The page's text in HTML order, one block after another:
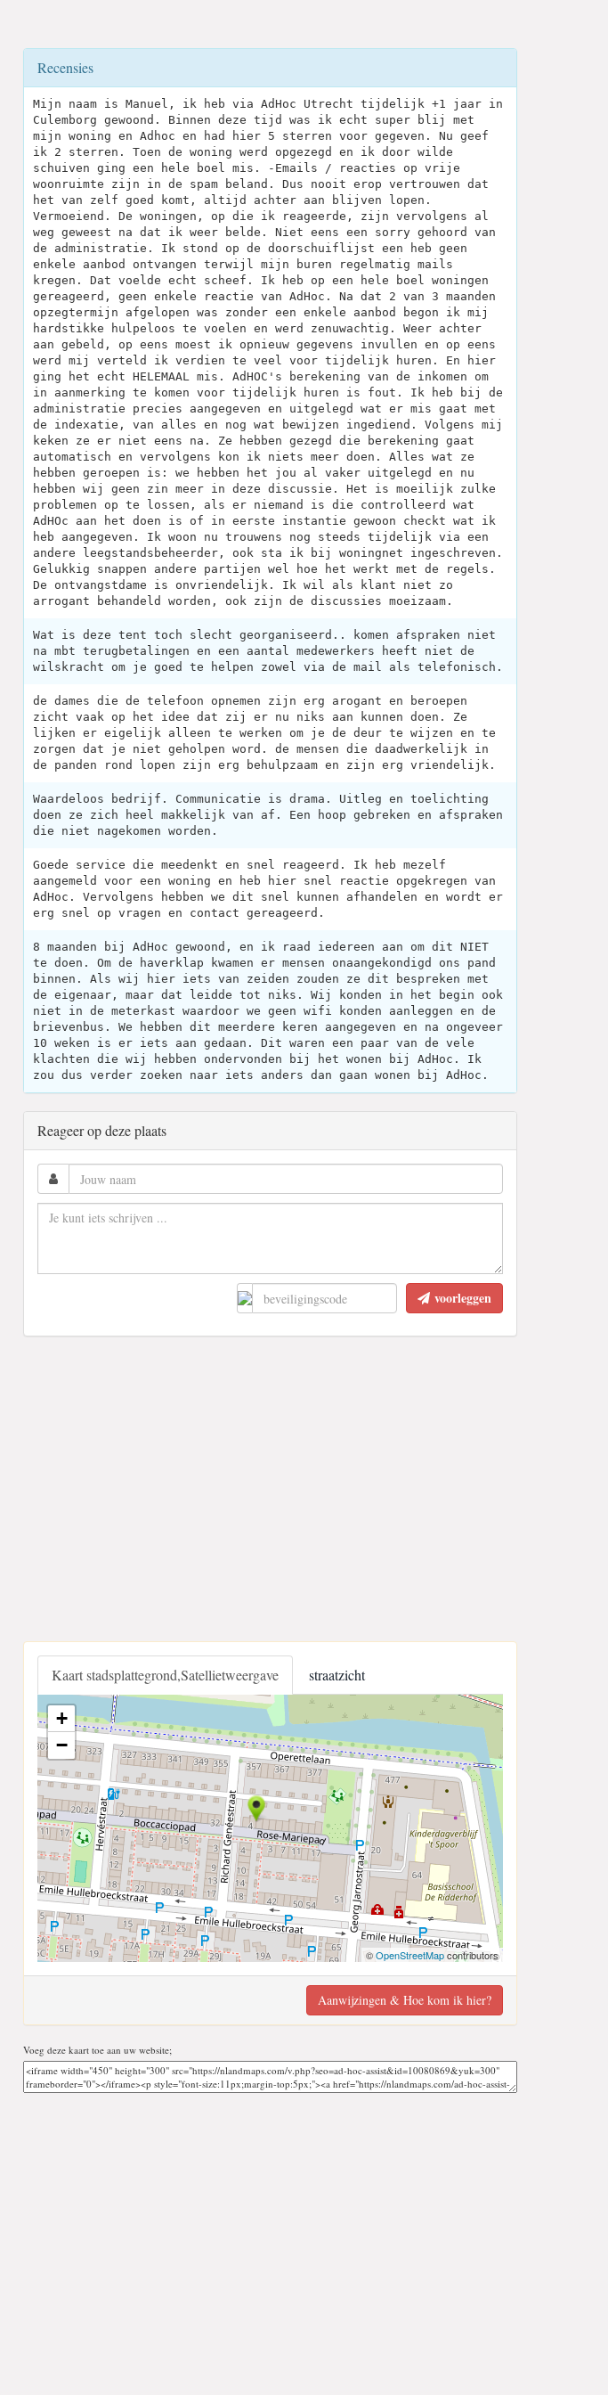
Recensies
Mijn naam is Manuel, ik heb via AdHoc Utrecht tijdelijk +1 jaar in
Culemborg gewoond. Binnen deze tijd was ik echt super blij met
mijn woning en Adhoc en had hier 5 sterren voor gegeven. Nu geef
ik 2 sterren. Toen de woning werd opgezegd en ik door wilde
schuiven ging een hele boel mis. -Emails / reacties op vrije
woonruimte zijn in de spam beland. Dus nooit erop vertrouwen dat
het van zelf goed komt, altijd achter aan blijven lopen.
Vermoeiend. De woningen, op die ik reageerde, zijn vervolgens al
weg geweest na dat ik weer belde. Niet eens een sorry gehoord van
de administratie. Ik stond op de doorschuiflijst een heb geen
enkele aanbod ontvangen terwijl mijn buren regelmatig mails
kregen. Dat voelde echt scheef. Ik heb op een hele boel woningen
gereageerd, geen enkele reactie van AdHoc. Na dat 2 van 3 maanden
opzegtermijn afgelopen was zonder een enkele aanbod begon ik mij
hardstikke hulpeloos te voelen en werd zenuwachtig. Weer achter
aan gebeld, op eens moest ik opnieuw gegevens invullen en op eens
werd mij verteld ik verdien te veel voor tijdelijk huren. En hier
ging het echt HELEMAAL mis. AdHOC's berekening van de inkomen om
in aanmerking te komen voor tijdelijk huren is fout. Ik heb bij de
administratie precies aangegeven en uitgelegd wat er mis gaat met
de indexatie, van alles en nog wat bewijzen ingediend. Volgens mij
keken ze er niet eens na. Ze hebben gezegd die berekening gaat
automatisch en vervolgens kon ik niets meer doen. Alles wat ze
hebben geroepen is: we hebben het jou al vaker uitgelegd en nu
hebben wij geen zin meer in deze discussie. Het is moeilijk zulke
problemen op te lossen, als er niemand is die controlleerd wat
AdHOc aan het doen is of in eerste instantie gewoon checkt wat ik
heb aangegeven. Ik woon nu trouwens nog steeds tijdelijk via een
andere leegstandsbeheerder, ook sta ik bij woningnet ingeschreven.
Gelukkig snappen andere partijen wel hoe het werkt met de regels.
De ontvangstdame is onvriendelijk. Ik wil als klant niet zo
arrogant behandeld worden, ook zijn de discussies moeizaam.
Wat is deze tent toch slecht georganiseerd.. komen afspraken niet
na mbt terugbetalingen en een aantal medewerkers heeft niet de
wilskracht om je goed te helpen zowel via de mail als telefonisch.
de dames die de telefoon opnemen zijn erg arogant en beroepen
zicht vaak op het idee dat zij er nu niks aan kunnen doen. Ze
lijken er eigelijk alleen te werken om je de deur te wijzen en te
zorgen dat je niet geholpen word. de mensen die daadwerkelijk in
de panden rond lopen zijn erg behulpzaam en zijn erg vriendelijk.
Waardeloos bedrijf. Communicatie is drama. Uitleg en toelichting
doen ze zich heel makkelijk van af. Een hoop gebreken en afspraken
die niet nagekomen worden.
Goede service die meedenkt en snel reageerd. Ik heb mezelf
aangemeld voor een woning en heb hier snel reactie opgekregen van
AdHoc. Vervolgens hebben we dit snel kunnen afhandelen en wordt er
erg snel op vragen en contact gereageerd.
8 maanden bij AdHoc gewoond, en ik raad iedereen aan om dit NIET
te doen. Om de haverklap kwamen er mensen onaangekondigd ons pand
binnen. Als wij hier iets van zeiden zouden ze dit bespreken met
de eigenaar, maar dat leidde tot niks. Wij konden in het begin ook
niet in de meterkast waardoor we geen wifi konden aanleggen en de
brievenbus. We hebben dit meerdere keren aangegeven en na ongeveer
10 weken is er iets aan gedaan. Dit waren een paar van de vele
klachten die wij hebben ondervonden bij het wonen bij AdHoc. Ik
zou dus verder zoeken naar iets anders dan gaan wonen bij AdHoc.
Reageer op deze plaats
voorleggen
Kaart stadsplattegrond,Satellietweergave straatzicht
+
−
©OpenStreetMapcontributors
Aanwijzingen & Hoe kom ik hier?
Voeg deze kaart toe aan uw website;